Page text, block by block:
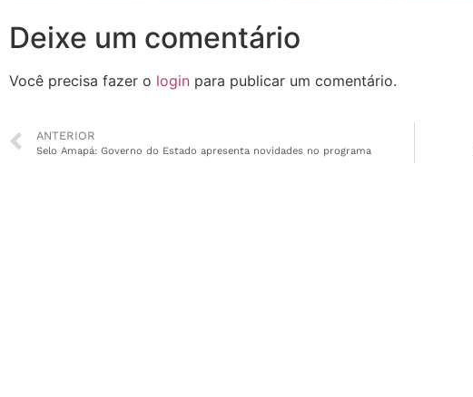
Deixe um comentário
Você precisa fazer o login para publicar um comentário.
ANTERIOR
Selo Amapá: Governo do Estado apresenta novidades no programa